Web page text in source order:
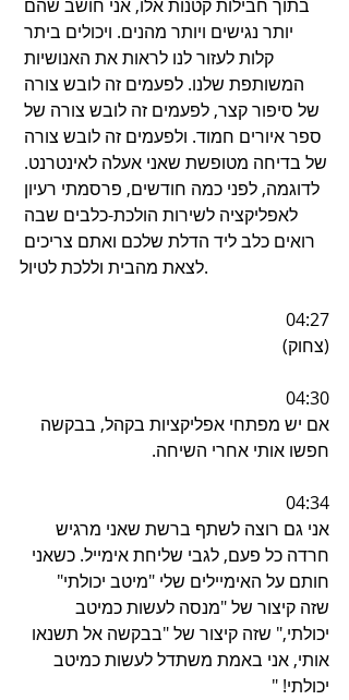
בתוך חבילות קטנות אלו, אני חושב שהם
יותר נגישים ויותר מהנים. ויכולים ביתר
קלות לעזור לנו לראות את האנושיות
המשותפת שלנו. לפעמים זה לובש צורה
של סיפור קצר, לפעמים זה לובש צורה של
ספר איורים חמוד. ולפעמים זה לובש צורה
של בדיחה מטופשת שאני אעלה לאינטרנט.
לדוגמה, לפני כמה חודשים, פרסמתי רעיון
לאפליקציה לשירות הולכת-כלבים שבה
רואים כלב ליד הדלת שלכם ואתם צריכים
לצאת מהבית וללכת לטיול.
04:27
(צחוק)
04:30
אם יש מפתחי אפליקציות בקהל, בבקשה
חפשו אותי אחרי השיחה.
04:34
אני גם רוצה לשתף ברשת שאני מרגיש
חרדה כל פעם, לגבי שליחת אימייל. כשאני
חותם על האימיילים שלי "מיטב יכולתי"
שזה קיצור של "מנסה לעשות כמיטב
יכולתי," שזה קיצור של "בבקשה אל תשנאו
אותי, אני באמת משתדל לעשות כמיטב
יכולתי! "